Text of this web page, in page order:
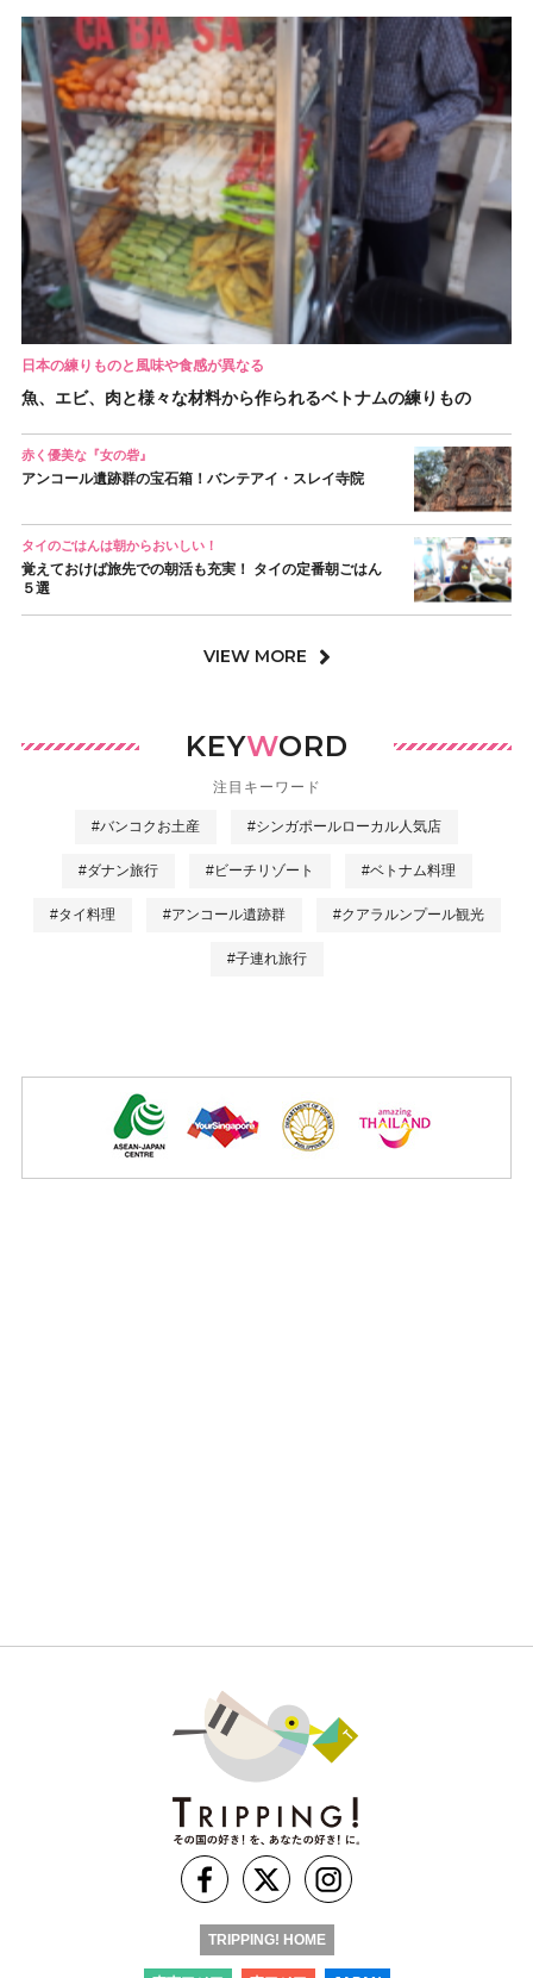
日本の練りものと風味や食感が異なる
魚、エビ、肉と様々な材料から作られるベトナムの練りもの
赤く優美な『女の砦』
アンコール遺跡群の宝石箱！バンテアイ・スレイ寺院
タイのごはんは朝からおいしい！
覚えておけば旅先での朝活も充実！ タイの定番朝ごはん
５選
VIEW MORE
KEYWORD
注目キーワード
#バンコクお土産 #シンガポールローカル人気店
#ダナン旅行 #ビーチリゾート #ベトナム料理
#タイ料理 #アンコール遺跡群 #クアラルンプール観光
#子連れ旅行
TRIPPING! HOME